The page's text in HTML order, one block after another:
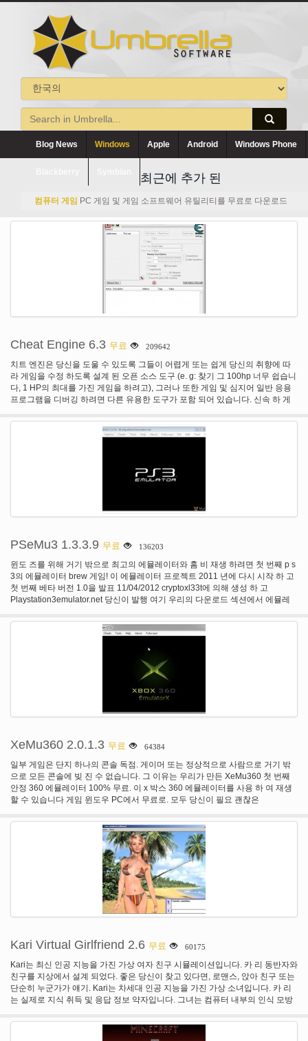
Blog News Windows Apple Android Windows Phone
최근에 추가 된
컴퓨터 게임 PC 게임 및 게임 소프트웨어 유틸리티를 무료로 다운로드
Cheat Engine 6.3 무료 209642
치트 엔진은 당신을 도울 수 있도록 그들이 어렵게 또는 쉽게 당신의 취향에 따
라 게임을 수정 하도록 설계 된 오픈 소스 도구 (e. g: 찾기 그 100hp 너무 쉽습니
다, 1 HP의 최대를 가진 게임을 하려고), 그러나 또한 게임 및 심지어 일반 응용
프로그램을 디버깅 하려면 다른 유용한 도구가 포함 되어 있습니다. 신속 하 게
너와 함께 제공 하지만 그것은 또한 디버거, 디스어셈블러, 어셈블러,
speedhack, 트레이너 메이커, 직접 3D 조작 도구, 시스템 검사 도구 및 더 온다.
엔진의 사용에 대 한 기본적인 이해에 도달. 그것은 "알 수 없는 초기 값"과 같은
옵션의 광범위 한 사용자의 입력 값에 대 한 검색 및 "감소 값" 스캔. 치트 엔진 또
트 엔진 팬 들은 무한 한 건강, 시간, 탄약 등 사용자 이점에 게 프로세스 및 변경
의 분해 된 메모리의 정보를 볼 수도 있습니다. 그것은 또한 벽을 통해 볼 수 있도
감을 얻는 당신을 위한 마우스 이동 치트 엔진 수 있습니다. 변경: # 추가 두 개체
# 값 검색 사이 구별 하는 방법을 찾는 데 도움이 될 수 있는 구조 거미 이제 수식
을 걸릴 수 있습니다 # 추가 루아 확장을 만들려면 양식 디자이너 # # 부가 lua
엔진에 새로운 기능을 많이 주셔서 트레이너 스크립트 생성 자동화 된 트레이너
생성기 추가. Helpfile 또는 main.lua # 테이블 # 부가 xm 플레이어 # 부가 열 속
임수에 이진 파일을 저장 하는 기능 추가 stackview 창 # 디스어셈블러 32 비트
어 폴더를 검사)을 번역 표시 해야 합니다 경우 선택 하는 옵션 추가 # 여러 도구
# 부가 실행 취소에 어떤 속도 개선 마지막 편집 (ctrl + z) 때 속임수 편집 값 테이
동 어셈블러 ($luavariable) # 추가 구문 강조 lua를 내부 변수를 사용 하는 기능
추가 # 변경 버전 c + + 런타임 필요 하지 않는 루아 dll 설치 # 64 비트 dll을 지원
하기 위해 변경 루아 라이브러리 # lua 스크립트 이동 되었습니다 댓글 창에서
공간 거기가 게 됩니다. 백스페이스 # 부가 매우 작은 다운로드할 수 있도
PSeMu3 1.3.3.9 무료 136203
윈도 즈를 위해 거기 밖으로 최고의 에뮬레이터와 홈 비 재생 하려면 첫 번째 p s
3의 에뮬레이터 brew 게임! 이 에뮬레이터 프로젝트 2011 년에 다시 시작 하 고
첫 번째 베타 버전 1.0을 발표 11/04/2012 cryptoxl33t에 의해 생성 하 고
Playstation3emulator.net 당신이 발행 여기 우리의 다운로드 섹션에서 에뮬레
뮬레이터와 함께 경험이 있다면 ISO 파일 (디스크 이미지)에서 게임을 재생할 수
있습니다이 에뮬레이터를 사용 하 여 쉽게이 사용할 수 있습니다. 간단 하 게 드
래그 앤 드롭 ".exe" 에뮬레이터, 게임 및 게임을 자동으로 로드 됩니다. 또한 그
냥 에뮬레이터를 열 수 있습니다 파일을 이동 > 열기 > 블루-레이 사용 하 여 다
음 파일에서 대신 "블루-레이"에서 선택 하는 경우 게임에 이동. 우리는 법적 문
제 때문에 에뮬레이터, p s 3의 Bios 파일을 추가할 수 이러한 별도로 여기서 다
운로드. Games(blue-ray) 디스크 이미지를 다운로드 하려면 thepiratebay 등 같
신이 게임에 따라 달라 집니다 하지만이 당신에 게 견적을 줄 한다) 운영 체제: 윈
은. RAM: 2GB 이상입니다. 특별 공지 사항: 그랜드 테프트 자동 V (GTA 5) 에뮬
레이터 작업 보고는, 지금 그것을 밖으로 시도!
XeMu360 2.0.1.3 무료 64384
일부 게임은 단지 하나의 콘솔 독점. 게이머 또는 정상적으로 사람으로 거기 밖
으로 모든 콘솔에 빚 진 수 없습니다. 그 이유는 우리가 만든 XeMu360 첫 번째
안정 360 에뮬레이터 100% 무료. 이 x 박스 360 에뮬레이터를 사용 하 여 재생
할 수 있습니다 게임 윈도우 PC에서 무료로. 모두 당신이 필요 괜찮은
는.ISO 파일입니다. 우리의 오늘 고 연주 XeMu360를 보십시오! 최신 버전
XeMu360 2.0.1.3 베타. 뉴스 속보: GTA 5 XeMu360 작업 보고! 이 새로운 업데
이 트를 포함:-몇 가지 버그 수정-윈도우 8 사용자를 위한 증가 fps-지금 지원 지
Kari Virtual Girlfriend 2.6 무료 60175
Kari는 최신 인공 지능을 가진 가상 여자 친구 시뮬레이션입니다. 카 리 동반자와
친구를 지상에서 설계 되었다. 좋은 당신이 찾고 있다면, 로맨스, 앉아 친구 또는
단순히 누군가가 얘기. Kari는 차세대 인공 지능을 가진 가상 소녀입니다. 카 리
는 실제로 지식 취득 및 응답 정보 약자입니다. 그녀는 컴퓨터 내부의 인식 모방
한 사랑과 친밀감을 유추에서 카 리 그것 할 수 있다. 여러 위치에서 선택 하 고
심지어 무료 현장 창조주와 함께 자신의 만들 수 있습니다! 장면 포함 그녀를 얘